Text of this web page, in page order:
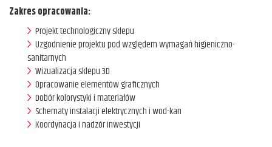
Zakres opracowania:
Projekt technologiczny sklepu
Uzgodnienie projektu pod względem wymagań higieniczno-
sanitarnych
Wizualizacja sklepu 3D
Opracowanie elementów graficznych
Dobór kolorystyki i materiałów
Schematy instalacji elektrycznych i wod-kan
Koordynacja i nadzór inwestycji